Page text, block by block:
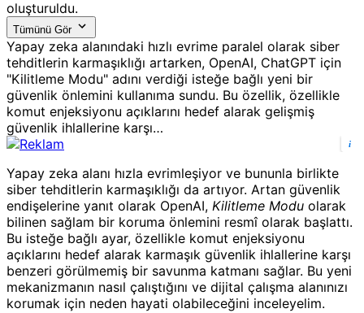
oluşturuldu.
Tümünü Gör
Yapay zeka alanındaki hızlı evrime paralel olarak siber
tehditlerin karmaşıklığı artarken, OpenAI, ChatGPT için
"Kilitleme Modu" adını verdiği isteğe bağlı yeni bir
güvenlik önlemini kullanıma sundu. Bu özellik, özellikle
komut enjeksiyonu açıklarını hedef alarak gelişmiş
güvenlik ihlallerine karşı…
i
Yapay zeka alanı hızla evrimleşiyor ve bununla birlikte
siber tehditlerin karmaşıklığı da artıyor. Artan güvenlik
endişelerine yanıt olarak OpenAI, Kilitleme Modu olarak
bilinen sağlam bir koruma önlemini resmî olarak başlattı.
Bu isteğe bağlı ayar, özellikle komut enjeksiyonu
açıklarını hedef alarak karmaşık güvenlik ihlallerine karşı
benzeri görülmemiş bir savunma katmanı sağlar. Bu yeni
mekanizmanın nasıl çalıştığını ve dijital çalışma alanınızı
korumak için neden hayati olabileceğini inceleyelim.